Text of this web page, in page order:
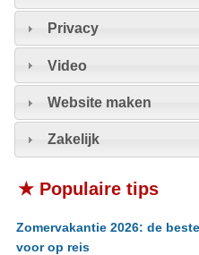
Privacy
Video
Website maken
Zakelijk
★ Populaire tips
Zomervakantie 2026: de
voor op reis